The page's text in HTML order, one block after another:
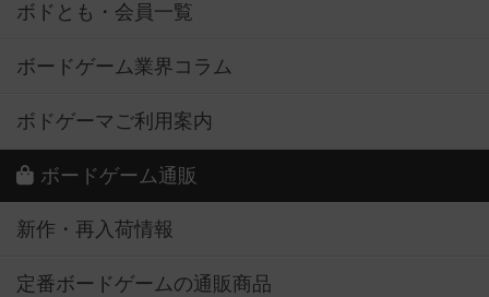
ボドとも・会員一覧
ボードゲーム業界コラム
ボドゲーマご利用案内
ボードゲーム通販
新作・再入荷情報
定番ボードゲームの通販商品